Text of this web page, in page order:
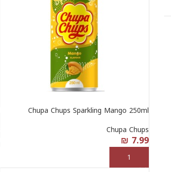
Chupa Chups Sparkling Mango 250ml
Chupa Chups
₪ 7.99
إضافة إلى السلة